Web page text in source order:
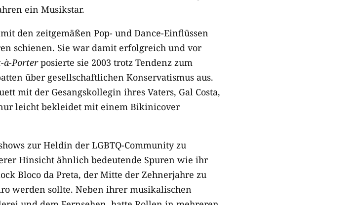
ein Musikstar.
den zeitgemäßen Pop- und Dance-Einflüssen
schienen. Sie war damit erfolgreich und vor
à-Porterposierte sie 2003 trotz Tendenz zum
über gesellschaftlichen Konservatismus aus.
mit der Gesangskollegin ihres Vaters, Gal Costa,
leicht bekleidet mit einem Bikinicover
zur Heldin der LGBTQ-Community zu
Hinsicht ähnlich bedeutende Spuren wie ihr
Bloco da Preta, der Mitte der Zehnerjahre zu
werden sollte. Neben ihrer musikalischen